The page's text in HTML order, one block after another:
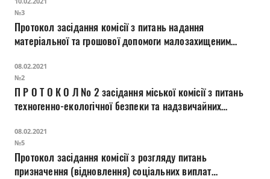
№3
Протокол засідання комісії з питань надання
матеріальної та грошової допомоги малозахищеним
08.02.2021
№2
П Р О Т О К О Л № 2 засідання міської комісії з питань
техногенно-екологічної безпеки та надзвичайних
08.02.2021
№5
Протокол засідання комісії з розгляду питань
призначення (відновлення) соціальних виплат